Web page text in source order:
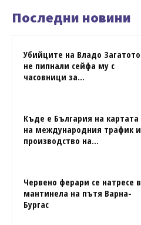
Последни новини
Убийците на Владо Загатото
не пипнали сейфа му с
часовници за...
Къде е България на картата
на международния трафик и
производство на...
Червено ферари се натресе в
мантинела на пътя Варна-
Бургас